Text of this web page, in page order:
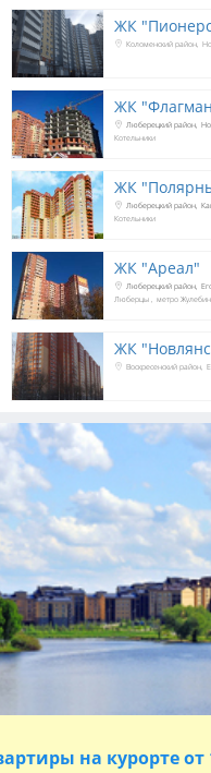
ЖК
Коломенский район
ЖК
Люберецкий район
Котельники
ЖК
Люберецкий район
Котельники
ЖК "Ареал"
Люберецкий район
Люберцы
метро
ЖК
Воскресенский район
на курорте от